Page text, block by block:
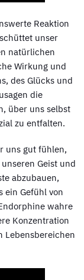
Reaktion
unser
natürlichen
Wirkung und
des Glücks und
die
über uns selbst
zu entfalten.
uns gut fühlen,
Geist und
abzubauen,
ein Gefühl von
wahre
Konzentration
Lebensbereichen